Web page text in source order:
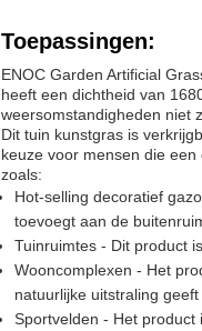
Toepassingen:
ENOC Garden Artificial
heeft een dichtheid van
weersomstandigheden niet
Dit tuin kunstgras is
keuze voor mensen die
zoals:
Hot-selling decoratief
toevoegt aan de
Tuinruimtes - Dit product
Wooncomplexen - Het
natuurlijke uitstraling geeft
Sportvelden - Het